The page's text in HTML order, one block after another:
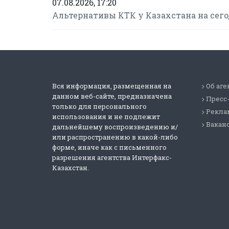
07.08.2026, 17:20
Альтернативы КТК у Казахстана на
Вся информация, размещенная на
данном веб-сайте, предназначена
только для персонального
использования и не подлежит
дальнейшему воспроизведению и/
или распространению в какой-либо
форме, иначе как с письменного
разрешения агентства Интерфакс-
Казахстан.
Об